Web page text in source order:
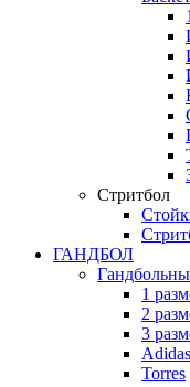
Стритбол
ГАНДБОЛ
1
2
3
Adidas
Torres